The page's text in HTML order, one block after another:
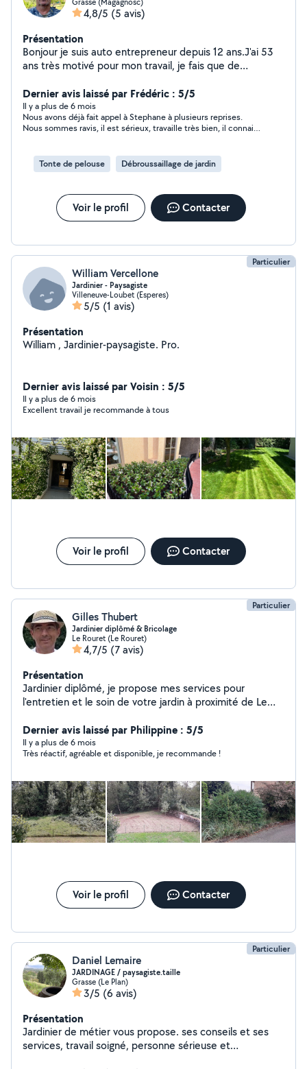
4,8/5 (5 avis)
Présentation
Bonjour je suis auto entrepreneur depuis 12 ans.J'ai 53
ans très motivé pour mon travail, je fais que de
, ramassage de feuilles ect ... Merci d'avance pour votre
confiance.
Dernier avis laissé par Frédéric : 5/5
Il y a plus de 6 mois
Nous avons déjà fait appel à Stephane à plusieurs reprises.
Nous sommes ravis, il est sérieux, travaille très bien, il connait
Tonte de pelouse
Débroussaillage de jardin
Voir le profil Contacter
Particulier
William Vercellone
Jardinier - Paysagiste
Villeneuve-Loubet (Esperes)
5/5 (1 avis)
Présentation
William , Jardinier-paysagiste. Pro.
Dernier avis laissé par Voisin : 5/5
Il y a plus de 6 mois
Excellent travail je recommande à tous
Voir le profil Contacter
Particulier
Gilles Thubert
Jardinier diplômé & Bricolage
Le Rouret (Le Rouret)
4,7/5 (7 avis)
Présentation
Jardinier diplômé, je propose mes services pour
l'entretien et le soin de votre jardin à proximité de Le
fauchage, débroussaillage, ramassage de feuilles,
entretien de massifs, etc... Je n'ai pas de recours abusif
aux outils mécanisés et privilégie des techniques
cycle végétal. Propose aussi petits travaux de bricolage
et d'entretien / nettoyage Travail minutieux Règlement
en Chèque Emploi Service Universel (CESU) - Déduction
fiscale 50% Anglais & italien parlés
Dernier avis laissé par Philippine : 5/5
Il y a plus de 6 mois
Très réactif, agréable et disponible, je recommande !
Voir le profil Contacter
Particulier
Daniel Lemaire
JARDINAGE / paysagiste.taille
Grasse (Le Plan)
3/5 (6 avis)
Présentation
Jardinier de métier vous propose. ses conseils et ses
services, travail soigné, personne sérieuse et